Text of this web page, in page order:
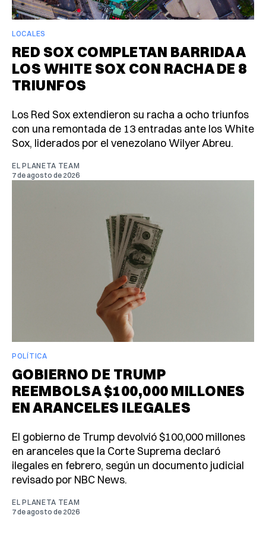
LOCALES
RED SOX COMPLETAN BARRIDA A
LOS WHITE SOX CON RACHA DE 8
TRIUNFOS
Los Red Sox extendieron su racha a ocho triunfos
con una remontada de 13 entradas ante los White
Sox, liderados por el venezolano Wilyer Abreu.
EL PLANETA TEAM
7 de agosto de 2026
POLÍTICA
GOBIERNO DE TRUMP
REEMBOLSA $100,000 MILLONES
EN ARANCELES ILEGALES
El gobierno de Trump devolvió $100,000 millones
en aranceles que la Corte Suprema declaró
ilegales en febrero, según un documento judicial
revisado por NBC News.
EL PLANETA TEAM
7 de agosto de 2026